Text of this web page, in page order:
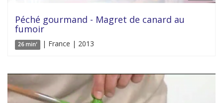
Péché gourmand - Magret de canard au
fumoir
26 min' | France | 2013